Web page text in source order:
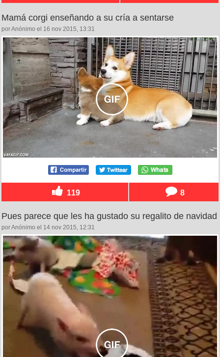
Mamá corgi enseñando a su cría a sentarse
por Anónimo el 16 nov 2015, 13:31
119 8
Pues parece que les ha gustado su regalito de navidad
por Anónimo el 14 nov 2015, 12:31